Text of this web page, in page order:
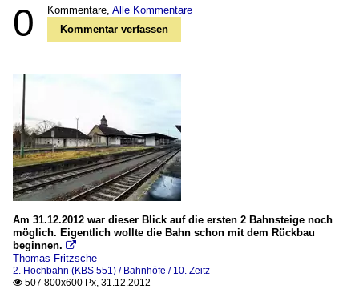
0 Kommentare, Alle Kommentare
Kommentar verfassen
Am 31.12.2012 war dieser Blick auf die ersten 2 Bahnsteige noch
möglich. Eigentlich wollte die Bahn schon mit dem Rückbau
beginnen. 
Thomas Fritzsche
2. Hochbahn (KBS 551) / Bahnhöfe / 10. Zeitz
 507 800x600 Px, 31.12.2012